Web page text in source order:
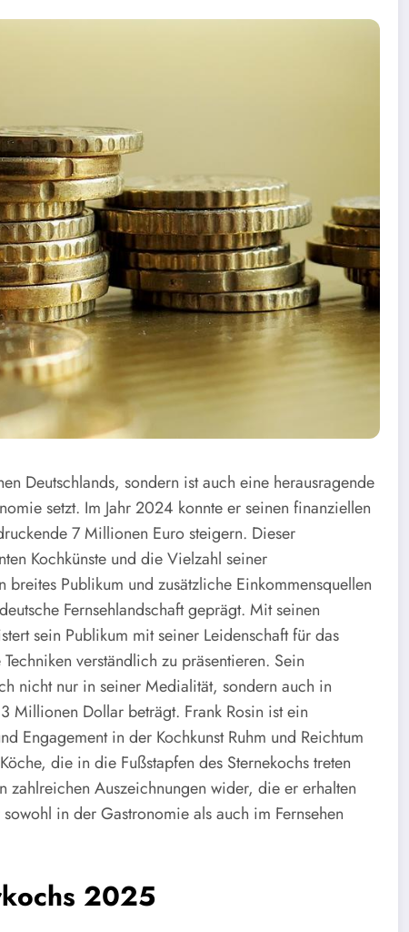
Deutschlands, sondern ist auch eine herausragende
setzt. Im Jahr 2024 konnte er seinen finanziellen
7 Millionen Euro steigern. Dieser
Kochkünste und die Vielzahl seiner
Publikum und zusätzliche Einkommensquellen
Fernsehlandschaft geprägt. Mit seinen
sein Publikum mit seiner Leidenschaft für das
verständlich zu präsentieren. Sein
nicht nur in seiner Medialität, sondern auch in
Millionen Dollar beträgt. Frank Rosin ist ein
Engagement in der Kochkunst Ruhm und Reichtum
die in die Fußstapfen des Sternekochs treten
Auszeichnungen wider, die er erhalten
in der Gastronomie als auch im Fernsehen
2025